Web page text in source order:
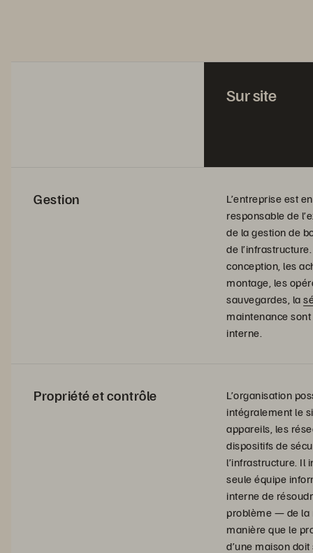
Sur site
Gestion
L’entreprise est
responsable de
de la gestion de
de
conception, les
montage, les
sauvegardes, la
maintenance
interne.
Propriété et contrôle
L’organisation
intégralement le
appareils, les
dispositifs de
l’infrastructure. Il
seule équipe
interne de
problème — de la
manière que le
d’une maison